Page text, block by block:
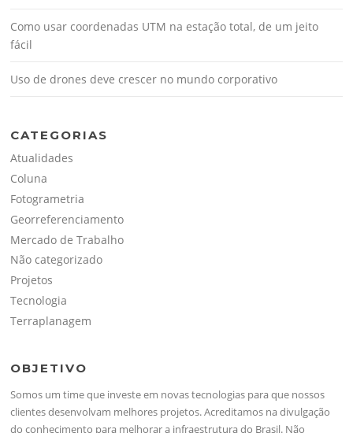
Como usar coordenadas UTM na estação total, de um jeito
fácil
Uso de drones deve crescer no mundo corporativo
CATEGORIAS
Atualidades
Coluna
Fotogrametria
Georreferenciamento
Mercado de Trabalho
Não categorizado
Projetos
Tecnologia
Terraplanagem
OBJETIVO
Somos um time que investe em novas tecnologias para que nossos
clientes desenvolvam melhores projetos. Acreditamos na divulgação
do conhecimento para melhorar a infraestrutura do Brasil. Não